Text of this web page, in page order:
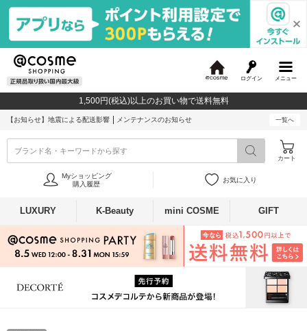
メニュー
ログイン
c
o
1,500円(税込)以上のお買い物で送料無料
【お知らせ】 地震による配送影響 メンテナンスのお知らせ 一覧へ
ブランド名・キーワードから探す
カート
Myショッピング
購入履歴
お気に入り
LUXURY K-Beauty mini COSME GIFT